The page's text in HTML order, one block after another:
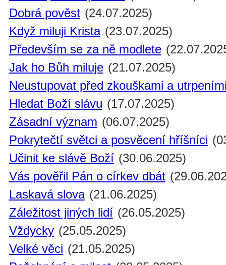
Dobrá pověst (24.07.2025)
Když miluji Krista (23.07.2025)
Především se za ně modlete
Jak ho Bůh miluje (21.07.2025)
Neustupovat před zkouškami a
Hledat Boží slávu (17.07.2025)
Zásadní význam (06.07.2025)
Pokrytečtí světci a posvěcení hříšníci
Učinit ke slávě Boží (30.06.2025)
Vás pověřil Pán o církev dbát
Laskavá slova (21.06.2025)
Záležitost jiných lidí (26.05.2025)
Vždycky (25.05.2025)
Velké věci (21.05.2025)